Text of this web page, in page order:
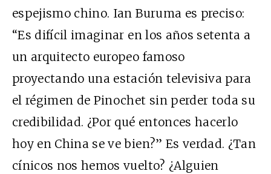
espejismo chino. Ian Buruma es preciso:
“Es difícil imaginar en los años setenta a
un arquitecto europeo famoso
proyectando una estación televisiva para
el régimen de Pinochet sin perder toda su
credibilidad. ¿Por qué entonces hacerlo
hoy en China se ve bien?” Es verdad. ¿Tan
cínicos nos hemos vuelto? ¿Alguien